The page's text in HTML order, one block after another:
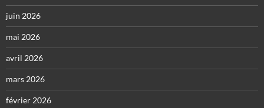
juin 2026
mai 2026
avril 2026
mars 2026
février 2026